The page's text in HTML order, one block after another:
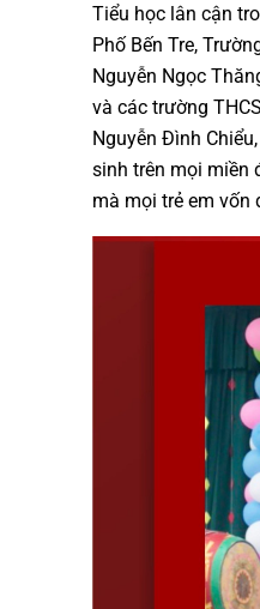
Tiểu học lân cận
Phố Bến Tre,
Nguyễn Ngọc
và các trường
Nguyễn Đình
sinh trên mọi miền
mà mọi trẻ em vốn